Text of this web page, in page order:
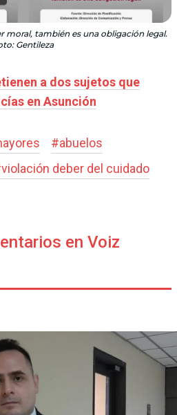
moral, también es una obligación legal.
Gentileza
a dos sujetos que
en Asunción
#abuelos
violación deber del cuidado
en Voiz